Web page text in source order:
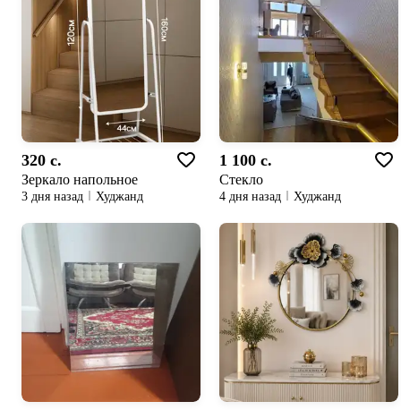
320 c.
Зеркало напольное
3 дня назад Худжанд
1 100 c.
Стекло
4 дня назад Худжанд